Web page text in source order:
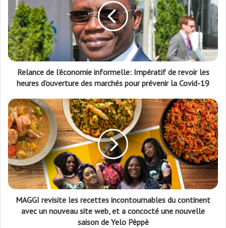
Relance de l’économie informelle: Impératif de revoir les
heures d’ouverture des marchés pour prévenir la Covid-19
MAGGI revisite les recettes incontournables du continent
avec un nouveau site web, et a concocté une nouvelle
saison de Yelo Pèppè